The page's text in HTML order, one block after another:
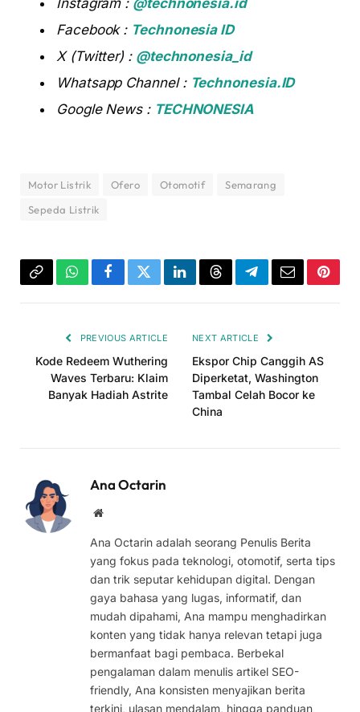
Instagram : @technonesia.id
Facebook : Technonesia ID
X (Twitter) : @technonesia_id
Whatsapp Channel : Technonesia.ID
Google News : TECHNONESIA
Motor Listrik Ofero Otomotif
Semarang
Sepeda Listrik
Copy WhatsAppFacebookTwitterLinkedInThreadsTelegramEmail
PREVIOUS ARTICLE
Kode Redeem Wuthering
Waves Terbaru: Klaim
Banyak Hadiah Astrite
NEXT ARTICLE
Ekspor Chip Canggih AS
Diperketat, Washington
Tambal Celah Bocor ke
China
Ana Octarin
Website
Ana Octarin adalah seorang Penulis Berita
yang fokus pada teknologi, otomotif, serta tips
dan trik seputar kehidupan digital. Dengan
gaya bahasa yang lugas, informatif, dan
mudah dipahami, Ana mampu menghadirkan
konten yang tidak hanya relevan tetapi juga
bermanfaat bagi pembaca. Berbekal
pengalaman dalam menulis artikel SEO-
friendly, Ana konsisten menyajikan berita
terkini, ulasan mendalam, hingga panduan